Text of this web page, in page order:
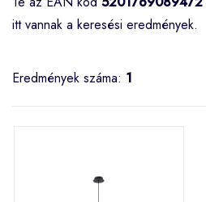
itt vannak a keresési eredmények.
Eredmények száma: 1